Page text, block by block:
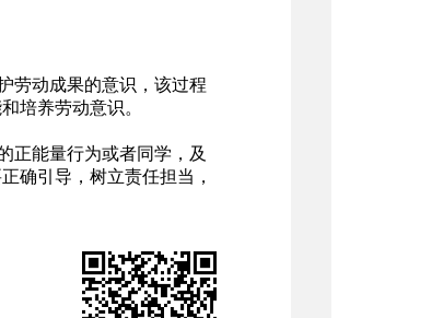
劳动成果的意识，该过程
培养劳动意识。
正能量行为或者同学，及
确引导，树立责任担当，